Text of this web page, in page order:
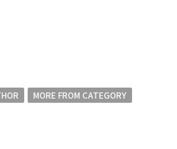
MORE FROM CATEGORY